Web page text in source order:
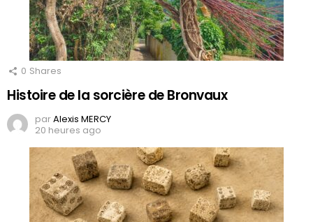
0 Shares
Histoire de la sorcière de Bronvaux
parAlexis MERCY
20 heures ago